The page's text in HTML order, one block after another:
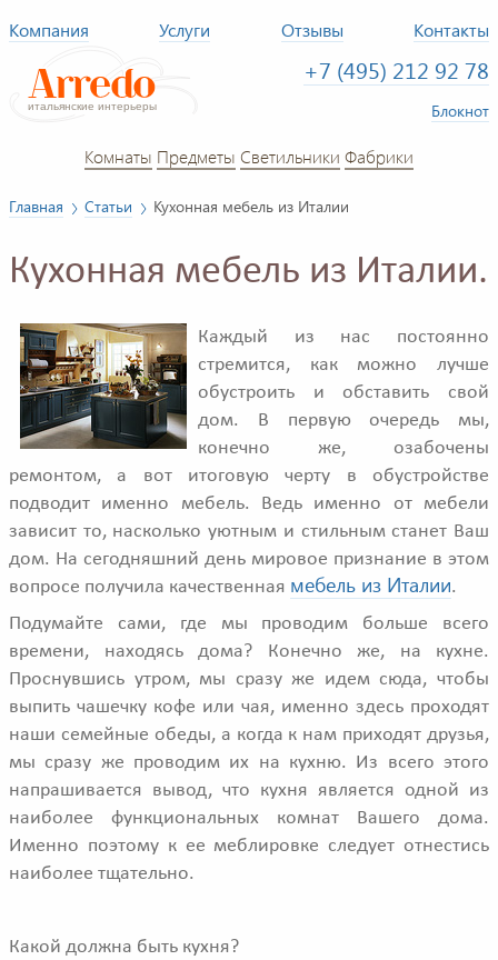
Компания Услуги Отзывы Контакты
+7 (495) 212 92 78
Блокнот
Комнаты Предметы Светильники Фабрики
Главная Статьи Кухонная мебель из Италии
Кухонная мебель из Италии.
Каждый из нас постоянно
стремится, как можно лучше
обустроить и обставить свой
дом. В первую очередь мы,
конечно же, озабочены
ремонтом, а вот итоговую черту в обустройстве
подводит именно мебель. Ведь именно от мебели
зависит то, насколько уютным и стильным станет Ваш
дом. На сегодняшний день мировое признание в этом
вопросе получила качественная мебель из Италии.
Подумайте сами, где мы проводим больше всего
времени, находясь дома? Конечно же, на кухне.
Проснувшись утром, мы сразу же идем сюда, чтобы
выпить чашечку кофе или чая, именно здесь проходят
наши семейные обеды, а когда к нам приходят друзья,
мы сразу же проводим их на кухню. Из всего этого
напрашивается вывод, что кухня является одной из
наиболее функциональных комнат Вашего дома.
Именно поэтому к ее меблировке следует отнестись
наиболее тщательно.
Какой должна быть кухня?